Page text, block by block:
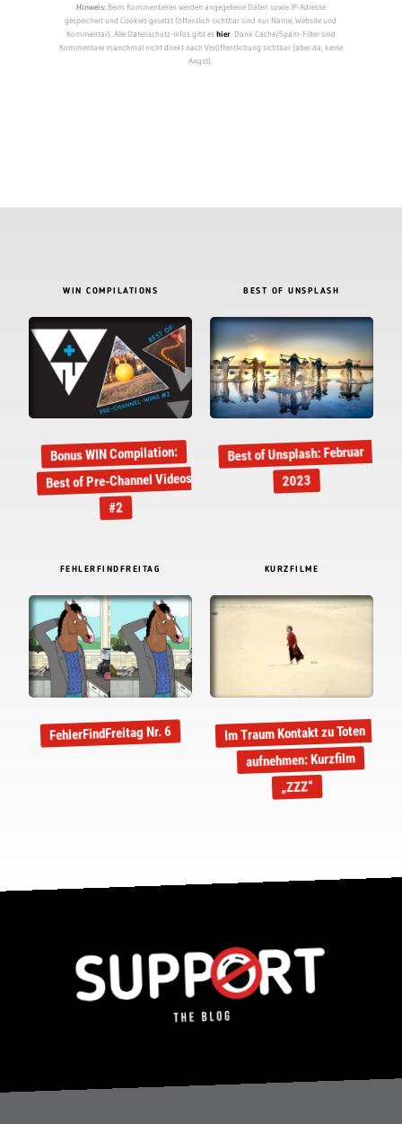
Hinweis:Beim Kommentieren werden angegebene Daten sowie IP-Adresse
gespeichert und Cookies gesetzt (öffentlich sichtbar sind nur Name, Website und
Kommentar). Alle Datenschutz-Infos gibt eshier. Dank Cache/Spam-Filter sind
Kommentare manchmal nicht direkt nach Veröffentlichung sichtbar (aber da, keine
Angst).
WIN COMPILATIONS
Bonus WIN Compilation:
Best of Pre-Channel Videos
#2
BEST OF UNSPLASH
Best of Unsplash: Februar
2023
FEHLERFINDFREITAG
FehlerFindFreitag Nr. 6
KURZFILME
Im Traum Kontakt zu Toten
aufnehmen: Kurzfilm
„ZZZ“